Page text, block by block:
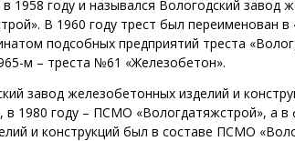
в 1958 году и назывался Вологодский завод
В 1960 году трест был переименован
подсобных предприятий треста
м – треста №61 «Железобетон».
завод железобетонных изделий и
в 1980 году – ПСМО «Вологдатяжстрой», а в
и конструкций был в составе ПСМО